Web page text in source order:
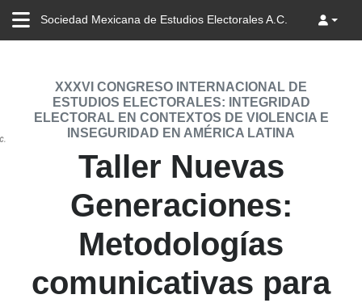
Sociedad Mexicana de Estudios Electorales A.C.
XXXVI CONGRESO INTERNACIONAL DE
ESTUDIOS ELECTORALES: INTEGRIDAD
ELECTORAL EN CONTEXTOS DE VIOLENCIA E
INSEGURIDAD EN AMÉRICA LATINA
Taller Nuevas
Generaciones:
Metodologías
comunicativas para